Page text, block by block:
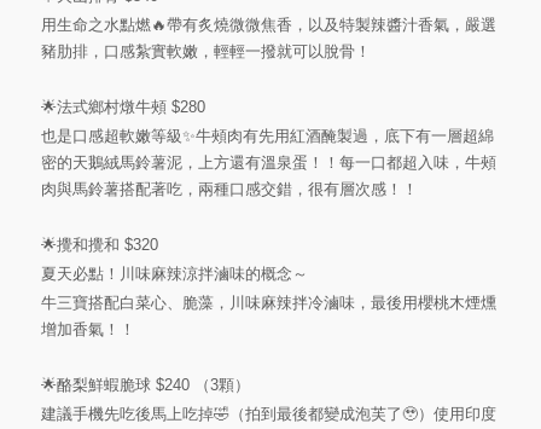
用生命之水點燃🔥帶有炙燒微微焦香，以及特製辣醬汁香氣，嚴選
豬肋排，口感紮實軟嫩，輕輕一撥就可以脫骨！
🌟法式鄉村燉牛頰 $280
也是口感超軟嫩等級✨牛頰肉有先用紅酒醃製過，底下有一層超綿
密的天鵝絨馬鈴薯泥，上方還有溫泉蛋！！每一口都超入味，牛頰
肉與馬鈴薯搭配著吃，兩種口感交錯，很有層次感！！
🌟攪和攪和 $320
夏天必點！川味麻辣涼拌滷味的概念～
牛三寶搭配白菜心、脆藻，川味麻辣拌冷滷味，最後用櫻桃木煙燻
增加香氣！！
🌟酪梨鮮蝦脆球 $240 （3顆）
建議手機先吃後馬上吃掉🤣（拍到最後都變成泡芙了🥹）使用印度